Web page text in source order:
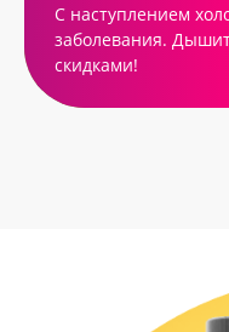
С наступлением
заболевания.
скидками!